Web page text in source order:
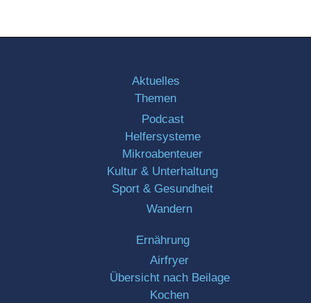
Aktuelles
Themen
Podcast
Helfersysteme
Mikroabenteuer
Kultur & Unterhaltung
Sport & Gesundheit
Wandern
Ernährung
Airfryer
Übersicht nach Beilage
Kochen